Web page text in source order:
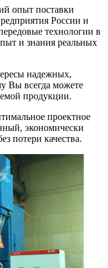
опыт поставки
России и
технологии в
и знания реальных
надежных,
Вы всегда можете
продукции.
проектное
экономически
потери качества.